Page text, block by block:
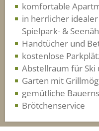
komfortable
in herrlicher idealer
Spielpark- &
Handtücher und
kostenlose
Abstellraum für Ski
Garten mit
gemütliche
Brötchenservice